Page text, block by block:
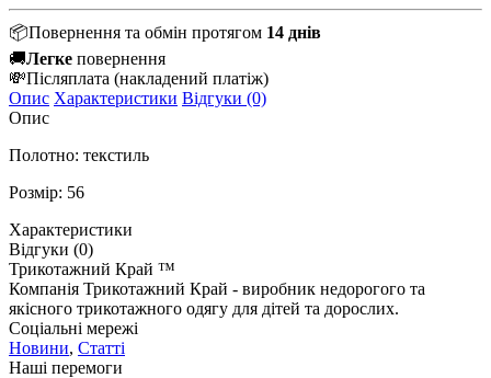
📦Повернення та обмін протягом 14 днів
🚚Легке повернення
💸Післяплата (накладений платіж)
Опис Характеристики Відгуки (0)
Опис
Полотно: текстиль
Розмір: 56
Характеристики
Відгуки (0)
Трикотажний Край ™
Компанія Трикотажний Край - виробник недорогого та
якісного трикотажного одягу для дітей та дорослих.
Соціальні мережі
Новини, Статті
Наші перемоги